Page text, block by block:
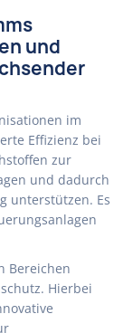
und
im
Effizienz bei
zur
und dadurch
unterstützen. Es
Bereichen
Hierbei